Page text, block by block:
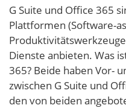
G Suite und Office 365
Plattformen (Software-
Dienste anbieten. Was
365? Beide haben Vor-
zwischen G Suite und
den von beiden